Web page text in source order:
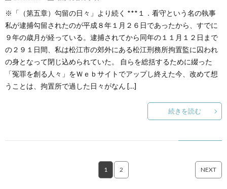
※「（第五章）勾留の日々」より続く ***１．看守という名の執事
私が逮捕勾留されたのが平成８年１月２６日であったから、すでに
９年の歳月が経っている。逮捕されてから同年の１１月１２日まで
の２９１日間、私は松江市の郊外にある松江刑務所拘置監に囚われ
の身となって閉じ込められていた。 自らを総括するために綴った
「冤罪を創る人々」をＷｅｂサイトでアップし終えた今、改めて想
うことは、拘置所で過した日々がなん […]
続きを読む
1 2 NEXT